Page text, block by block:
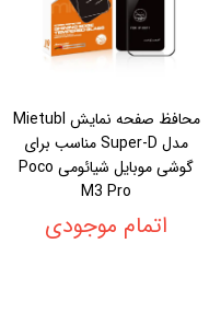
محافظ صفحه نمایش Mietubl
مدل Super-D مناسب برای
گوشی موبایل شیائومی Poco
M3 Pro
اتمام موجودی